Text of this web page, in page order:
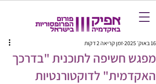
מפגש חשיפה לתוכנית "בדרכך
האקדמית" לדוקטורנטיות
16 באוק׳ 2025 זמן קריאה 2 דקות